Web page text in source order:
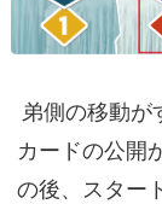
弟側の移動が
カードの公開
の後、スター